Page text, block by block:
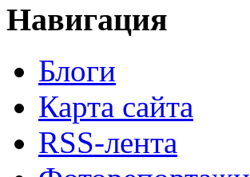
Навигация
Блоги
Карта сайта
RSS-лента